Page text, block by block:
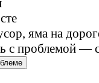
яма на
с проблемой —